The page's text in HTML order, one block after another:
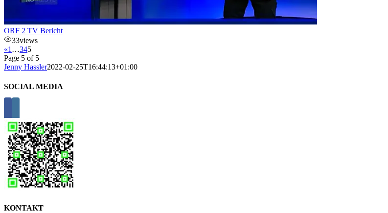
ORF 2 TV Bericht
33views
«1 …345
Page 5 of 5
Jenny Hassler2022-02-25T16:44:13+01:00
SOCIAL MEDIA
KONTAKT